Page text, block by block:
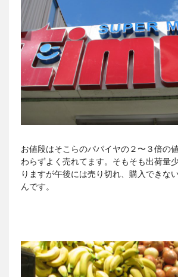
お値段はそこらのパパイヤの２〜３倍の
わらずよく売れてます。そもそも出荷量
りますが午後には売り切れ、購入できな
んです。